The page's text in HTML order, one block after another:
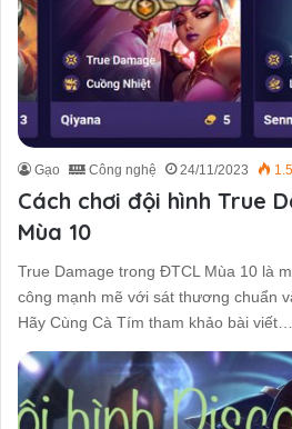
Gạo Công nghệ 24/11/2023
Cách chơi đội hình True
Mùa 10
True Damage trong ĐTCL Mùa 10 là
công mạnh mẽ với sát thương chuẩn
Hãy Cùng Cà Tím tham khảo bài viết…